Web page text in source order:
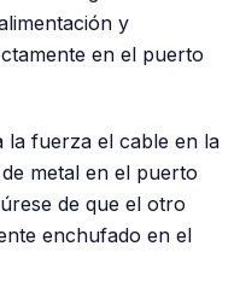
y
en el puerto
la fuerza el cable en la
metal en el puerto
de que el otro
enchufado en el